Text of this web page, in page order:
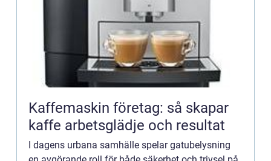
Kaffemaskin företag: så skapar
kaffe arbetsglädje och resultat
I dagens urbana samhälle spelar gatubelysning